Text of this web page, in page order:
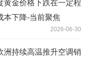
黄金价格下跌在一定程
本下降-当前聚焦
2026-06-30
洲持续高温推升空调销